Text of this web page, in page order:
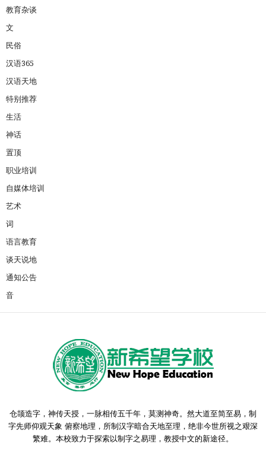
教育杂谈
文
民俗
汉语365
汉语天地
特别推荐
生活
神话
置顶
职业培训
自媒体培训
艺术
词
语言教育
谈天说地
通知公告
音
仓颉造字，神传天授，一脉相传五千年，莫测神奇。然大道至简至易，制
字先师仰观天象 俯察地理，所制汉字暗合天地至理，绝非今世所视之艰深
繁难。本校致力于探索以制字之易理，教授中文的新途径。